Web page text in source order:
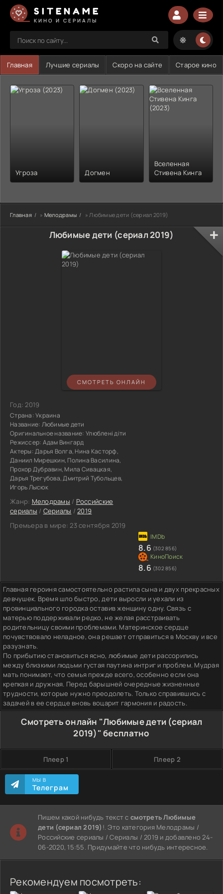
SITENAME
КИНО И СЕРИАЛЫ
Главная Лучшие сериалы Скоро на сайте Старое кино
Угроза Догмен
Вселенная
Стивена Кинга
Главная » Мелодрамы » Любимые дети (сериал 2019)
Любимые дети (сериал 2019)
СМОТРЕТЬ ОНЛАЙН
Год:2019
Страна:Украина
Название: Любимые дети
Оригинальное название: Улюблені діти
Режиссер: Адам Вингард
Актеры:Дарья Волга, Нина Касторф,
Даниил Мирешкин, Полина Василина,
Прохор Дубравин, Мила Сивацкая,
Дарья Трегубова, Дмитрий Тубольцев,
Игорь Лысюк
Жанр: Мелодрамы / Российские
сериалы / Сериалы /2019
Премьера в мире: 23 сентября 2019
8.6 (302 856)
8.6 (302 856)
Главная героиня самостоятельно растила сына и двух прекрасных
девчушек. Время шло быстро, дети выросли и уехали из
провинциального городка оставив женщину одну. Связь с
матерью поддерживали редко, не желая расстраивать
родительницу своими проблемами. Материнское сердце
почувствовало неладное, она решает отправиться в Москву и все
разузнать.
По прибытию становиться ясно, любимые дети рассорились
между близкими людьми густая паутина интриг и проблем. Мудрая
мать понимает, что семья прежде всего, особенно если она
крепкая и дружная. Перед барышней очередные жизненные
трудности, которые нужно преодолеть. Только справившись с
задачей в ее сердце вновь воцарит гармония и радость.
Смотреть онлайн "Любимые дети (сериал
2019)" бесплатно
Плеер 1 Плеер 2
МЫ В
Телеграм
Пишем какой нибудь текст ссмотреть Любимые
дети (сериал 2019) !. Это категория Мелодрамы /
Российские сериалы / Сериалы / 2019 и добавлено 24-
06-2020, 15:55. Придумайте что нибудь интересное.
Рекомендуем посмотреть: